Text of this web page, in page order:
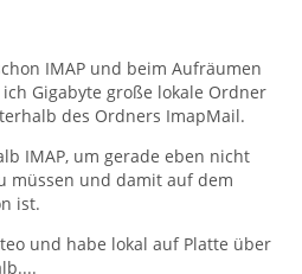
IMAP und beim Aufräumen
Gigabyte große lokale Ordner
des Ordners ImapMail.
IMAP, um gerade eben nicht
müssen und damit auf dem
ist.
und habe lokal auf Platte über